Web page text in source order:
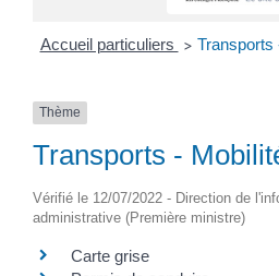
Accueil particuliers > Transports
Thème
Transports -
Vérifié le 12/07/2022 - Direction de
administrative (Première ministre)
Carte grise